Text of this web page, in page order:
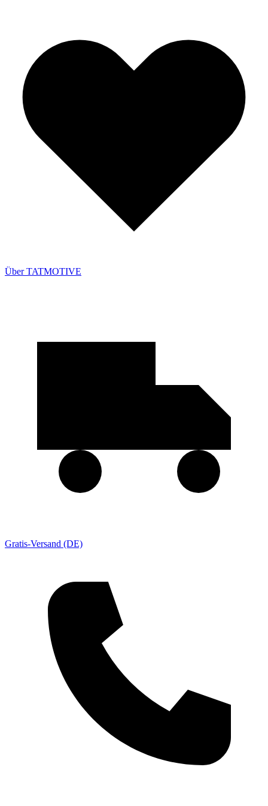
Über TATMOTIVE
Gratis-Versand (DE)